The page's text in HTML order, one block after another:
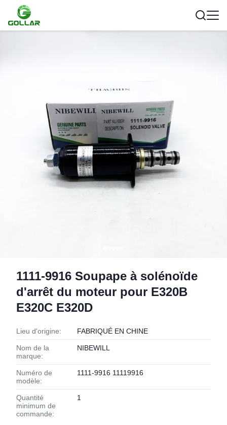
1111-9916 Soupape à solénoïde
d'arrêt du moteur pour E320B
E320C E320D
Lieu d'origine: FABRIQUÉ EN CHINE
Nom de la
marque:
NIBEWILL
Numéro de
modèle:
1111-9916 11119916
Quantité
minimum de
commande:
1